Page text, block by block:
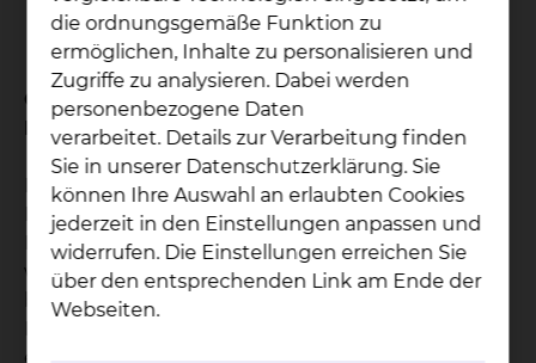
Behandlungsfragen.
Ort, Datum, Unterschrift.
Gibt es geeignete Vordrucke, um eine
Patientenverfügung abzufassen?
Diese Broschüren informieren gründlich über die
Hintergründe zur Patientenverfügung und helfen
Ihnen bei der eigenen Entscheidungsfindung,
welche medizinischen Maßnahmen Sie
befürworten oder ablehnen möchte. Sie bieten
einer schweren Erkrankung zu dokumentieren. Es
die ordnungsgemäße Funktion zu
ermöglichen, Inhalte zu personalisieren und
Zugriffe zu analysieren. Dabei werden
personenbezogene Daten
verarbeitet. Details zur Verarbeitung finden
Sie in unserer Datenschutzerklärung. Sie
können Ihre Auswahl an erlaubten Cookies
jederzeit in den Einstellungen anpassen und
widerrufen. Die Einstellungen erreichen Sie
über den entsprechenden Link am Ende der
Webseiten.